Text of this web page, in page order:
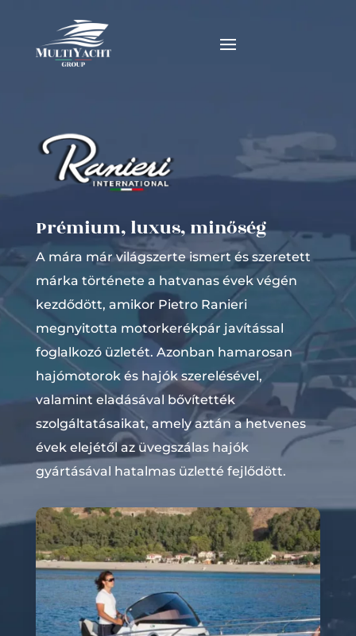
Prémium, luxus, minőség
A mára már világszerte ismert és szeretett
márka története a hatvanas évek végén
kezdődött, amikor Pietro Ranieri
megnyitotta motorkerékpár javítással
foglalkozó üzletét. Azonban hamarosan
hajómotorok és hajók szerelésével,
valamint eladásával bővítették
szolgáltatásaikat, amely aztán a hetvenes
évek elejétől az üvegszálas hajók
gyártásával hatalmas üzletté fejlődött.